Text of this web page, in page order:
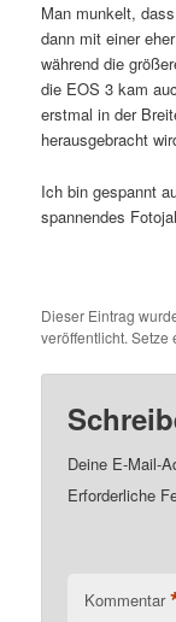
Man munkelt,
dann mit einer
während die
die EOS 3 kam
erstmal in der
herausgebracht
Ich bin gespannt
spannendes
Dieser Eintrag
veröffentlicht. Setze
Deine E-Mail-
Erforderliche
Kommentar